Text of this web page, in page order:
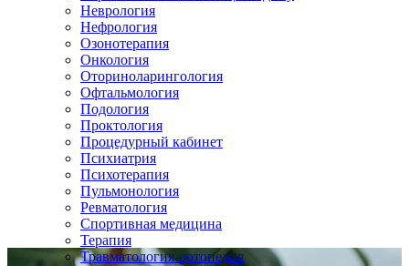
Неврология
Нефрология
Озонотерапия
Онкология
Оториноларингология
Офтальмология
Подология
Проктология
Процедурный кабинет
Психиатрия
Психотерапия
Пульмонология
Ревматология
Спортивная медицина
Терапия
Травматология-ортопедия